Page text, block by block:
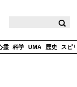
霊 科学 UMA 歴史 スピ